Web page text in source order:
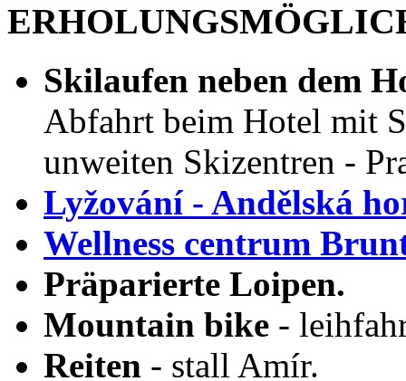
Skilaufen neben dem
Abfahrt beim Hotel mit
unweiten Skizentren -
Lyžování - Andělská
Wellness centrum
Präparierte Loipen.
Mountain bike -
Reiten - stall Amír.